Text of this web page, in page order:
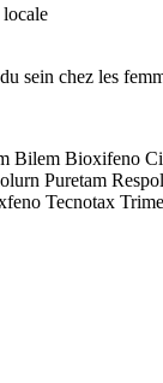
sein chez les
Bilem Bioxifeno
Puretam
Tecnotax